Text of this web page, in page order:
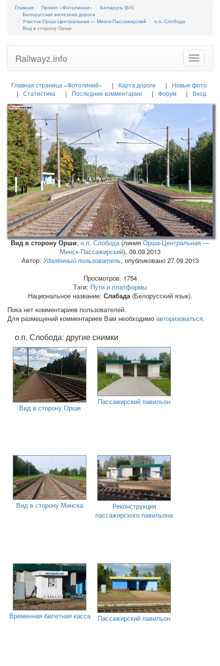
Главная Проект «Фотолинии»
Беларусь (БЧ)
Белорусская железная дорога
Участок Орша-Центральная — Минск-Пассажирский
о.п. Слобода
Вид в сторону Орши
Toggle
Railwayz.info
Главная страница «Фотолиний» Карта дороги
Новые фото
Статистика
Последние комментарии Форум Вход
Вид в сторону Орши,о.п. Слобода (линияОрша-Центральная —
Минск-Пассажирский), 09.09.2013
Автор: Удалённый пользователь, опубликовано 27.09.2013
Просмотров: 1754
Тэги: Пути и платформы
Национальное название: Слабада(Белорусский язык).
Пока нет комментариев пользователей.
Для размещений комментариев Вам необходимо авторизоваться.
о.п. Слобода: другие снимки
Вид в сторону Орши
Пассажирский павильон
Вид в сторону Минска
Реконструкция
пассажирского павильона
Временная билетная касса Пассажирский павильон